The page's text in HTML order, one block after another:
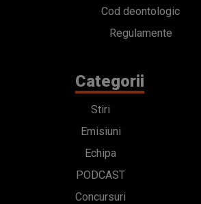
Cod deontologic
Regulamente
Categorii
Stiri
Emisiuni
Echipa
PODCAST
Concursuri